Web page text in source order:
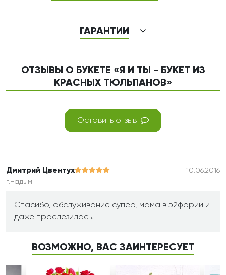
ГАРАНТИИ
ОТЗЫВЫ О БУКЕТЕ «Я И ТЫ - БУКЕТ ИЗ
КРАСНЫХ ТЮЛЬПАНОВ»
Оставить отзыв
Дмитрий Цвентух
10.06.2016
г.Надым
Спасибо, обслуживание супер, мама в эйфории и
даже прослезилась.
ВОЗМОЖНО, ВАС ЗАИНТЕРЕСУЕТ